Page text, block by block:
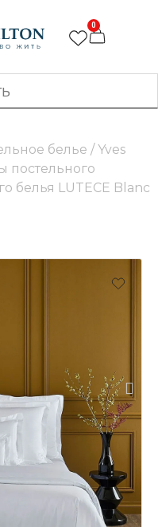
0
белье / Yves
постельного
белья LUTECE Blanc